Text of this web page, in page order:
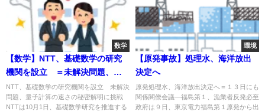
数学
【数学】NTT、基礎数学の研究
機関を設立 ＝未解決問題、量
子計算の速さの秘密解明に挑戦
＝
NTT、基礎数学の研究機関を設立 未解決
問題、量子計算の速さの秘密解明に挑戦
NTTは10月1日、基礎数学研究を推進する
環境
【原発事故】処理水、海洋放出
決定へ
原発処理水、海洋放出決定へ＝１３日にも
関係閣僚会議―福島第１、漁業者反発必至
政府は９日、東京電力福島第１原発から出